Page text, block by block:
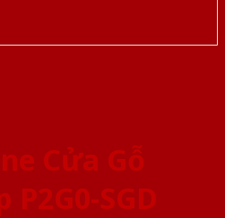
Cửa Gỗ
SGD